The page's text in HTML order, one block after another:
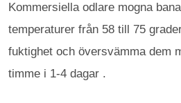
Kommersiella odlare mogna
temperaturer från 58 till 75
fuktighet och översvämma dem
timme i 1-4 dagar .